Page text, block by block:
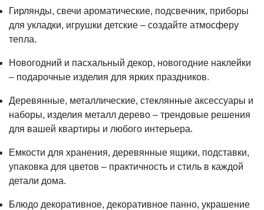
Гирлянды, свечи ароматические, подсвечник, приборы
для укладки, игрушки детские – создайте атмосферу
тепла.
Новогодний и пасхальный декор, новогодние наклейки
– подарочные изделия для ярких праздников.
Деревянные, металлические, стеклянные аксессуары и
наборы, изделия металл дерево – трендовые решения
для вашей квартиры и любого интерьера.
Емкости для хранения, деревянные ящики, подставки,
упаковка для цветов – практичность и стиль в каждой
детали дома.
Блюдо декоративное, декоративное панно, украшение